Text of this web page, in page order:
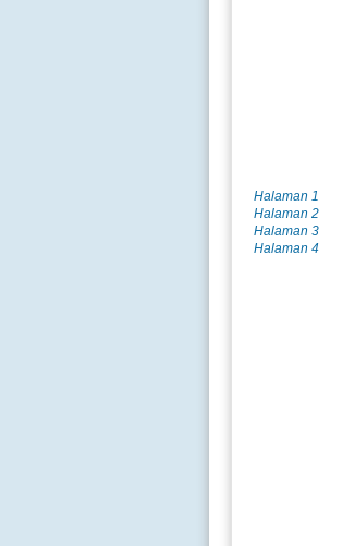
Halaman 1
Halaman 2
Halaman 3
Halaman 4